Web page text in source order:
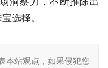
选择。
本站观点，如果侵犯您